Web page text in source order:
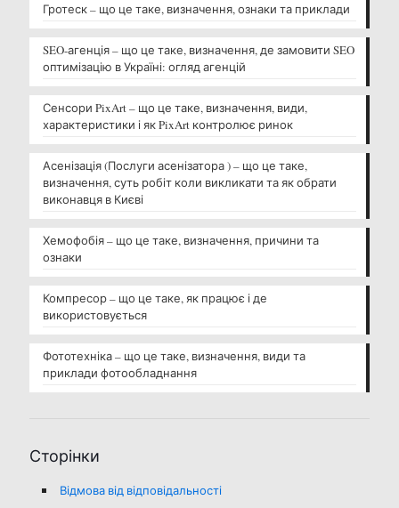
Гротеск – що це таке, визначення, ознаки та приклади
SEO-агенція – що це таке, визначення, де замовити SEO
оптимізацію в Україні: огляд агенцій
Сенсори PixArt – що це таке, визначення, види,
характеристики і як PixArt контролює ринок
Асенізація (Послуги асенізатора ) – що це таке,
визначення, суть робіт коли викликати та як обрати
виконавця в Києві
Хемофобія – що це таке, визначення, причини та
ознаки
Компресор – що це таке, як працює і де
використовується
Фототехніка – що це таке, визначення, види та
приклади фотообладнання
Сторінки
Відмова від відповідальності